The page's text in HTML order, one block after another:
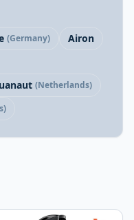
(Germany)
Airon
(Netherlands)